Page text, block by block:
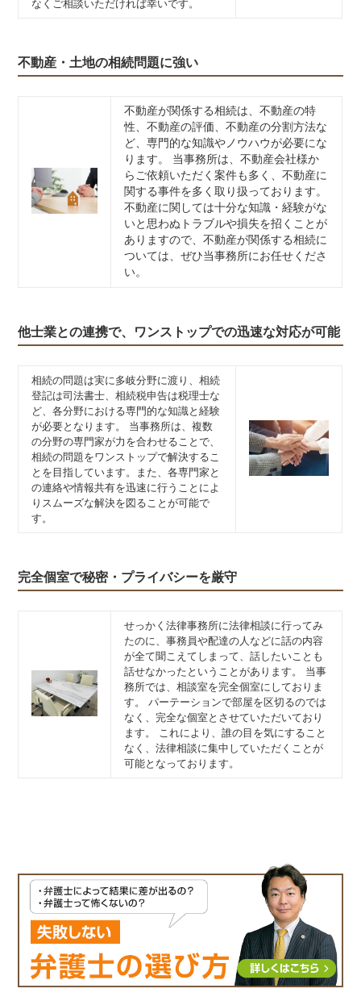
なくご相談いただければ幸いです。
不動産・土地の相続問題に強い
不動産が関係する相続は、不動産の特
性、不動産の評価、不動産の分割方法な
ど、専門的な知識やノウハウが必要にな
ります。 当事務所は、不動産会社様か
らご依頼いただく案件も多く、不動産に
関する事件を多く取り扱っております。
不動産に関しては十分な知識・経験がな
いと思わぬトラブルや損失を招くことが
ありますので、不動産が関係する相続に
ついては、ぜひ当事務所にお任せくださ
い。
他士業との連携で、ワンストップでの迅速な対応が可能
相続の問題は実に多岐分野に渡り、相続
登記は司法書士、相続税申告は税理士な
ど、各分野における専門的な知識と経験
が必要となります。 当事務所は、複数
の分野の専門家が力を合わせることで、
相続の問題をワンストップで解決するこ
とを目指しています。また、各専門家と
の連絡や情報共有を迅速に行うことによ
りスムーズな解決を図ることが可能で
す。
完全個室で秘密・プライバシーを厳守
せっかく法律事務所に法律相談に行ってみ
たのに、事務員や配達の人などに話の内容
が全て聞こえてしまって、話したいことも
話せなかったということがあります。 当事
務所では、相談室を完全個室にしておりま
す。 パーテーションで部屋を区切るのでは
なく、完全な個室とさせていただいており
ます。 これにより、誰の目を気にすること
なく、法律相談に集中していただくことが
可能となっております。